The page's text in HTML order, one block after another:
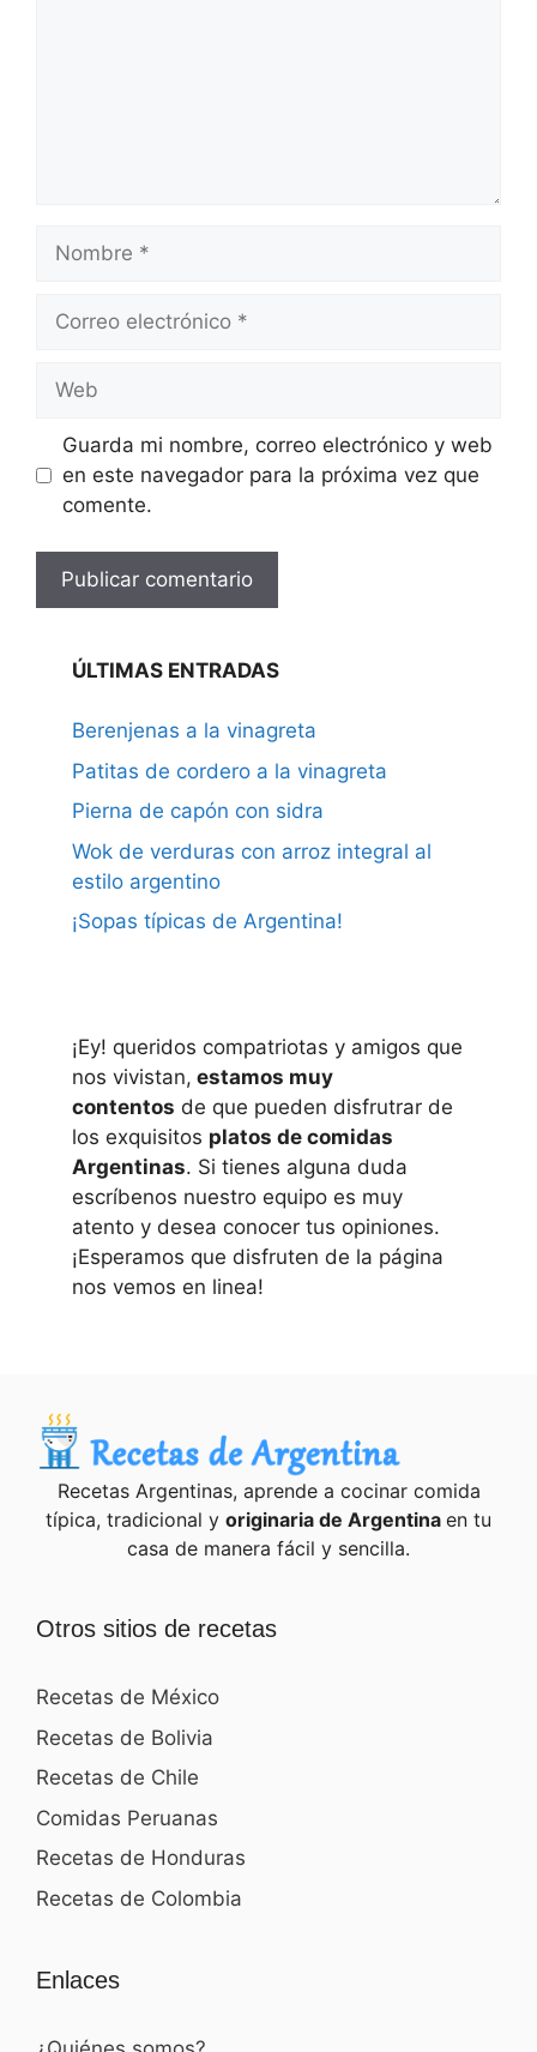
Nombre
Correo
Web
Guarda mi nombre, correo electrónico y web
en este navegador para la próxima vez que
comente.
ÚLTIMAS ENTRADAS
Berenjenas a la vinagreta
Patitas de cordero a la vinagreta
Pierna de capón con sidra
Wok de verduras con arroz integral al
estilo argentino
¡Sopas típicas de Argentina!
¡Ey! queridos compatriotas y amigos que
nos vivistan, estamos muy
contentos de que pueden disfrutrar de
los exquisitos platos de comidas
Argentinas. Si tienes alguna duda
escríbenos nuestro equipo es muy
atento y desea conocer tus opiniones.
¡Esperamos que disfruten de la página
nos vemos en linea!
Recetas Argentinas, aprende a cocinar comida
típica, tradicional y originaria de Argentina en tu
casa de manera fácil y sencilla.
Otros sitios de recetas
Recetas de México
Recetas de Bolivia
Recetas de Chile
Comidas Peruanas
Recetas de Honduras
Recetas de Colombia
Enlaces